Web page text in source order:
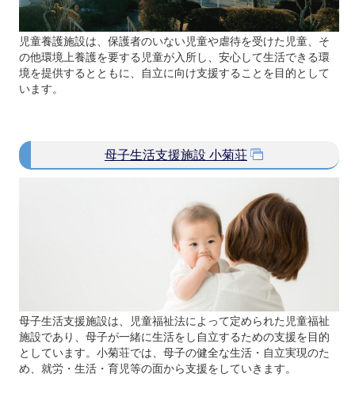
児童養護施設は、保護者のいない児童や虐待を受けた児童、そ
の他環境上養護を要する児童が入所し、安心して生活できる環
境を提供するとともに、自立に向け支援することを目的として
います。
母子生活支援施設 小菊荘
母子生活支援施設は、児童福祉法によって定められた児童福祉
施設であり、母子が一緒に生活をし自立するための支援を目的
としています。小菊荘では、母子の健全な生活・自立実現のた
め、就労・生活・育児等の面から支援をしていきます。